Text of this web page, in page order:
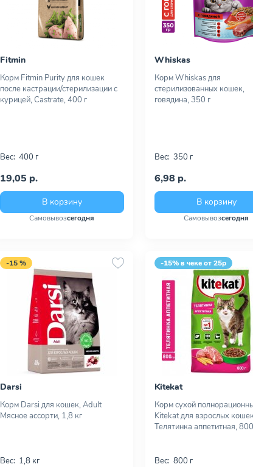
Fitmin
Корм Fitmin Purity для кошек
после кастрации/стерилизации с
курицей, Castrate, 400 г
Вес: 400 г
19,05 р.
В корзину
Самовывозсегодня
Whiskas
Корм Whiskas для
стерилизованных кошек,
говядина, 350 г
Вес: 350 г
6,98 р.
В корзину
Самовывозсегодня
-15 %
Darsi
Корм Darsi для кошек, Adult
Мясное ассорти, 1,8 кг
Вес: 1,8 кг
-15% в чеке от 25р
Kitekat
Корм сухой
Kitekat для взрослых
Телятинка аппетитная,
Вес: 800 г